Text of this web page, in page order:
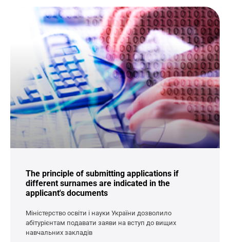
The principle of submitting applications if
different surnames are indicated in the
applicant's documents
Міністерство освіти і науки України дозволило
абітурієнтам подавати заяви на вступ до вищих
навчальних закладів